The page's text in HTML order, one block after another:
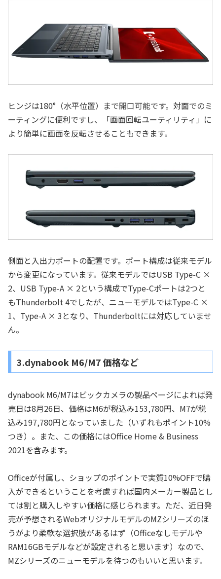
ヒンジは180°（水平位置）まで開口可能です。対面でのミ
ーティングに便利ですし、「画面回転ユーティリティ」に
より簡単に画面を反転させることもできます。
側面と入出力ポートの配置です。ポート構成は従来モデル
から変更になっています。従来モデルではUSB Type-C ×
2、USB Type-A × 2という構成でType-Cポートは2つと
もThunderbolt 4でしたが、ニューモデルではType-C ×
1、Type-A × 3となり、Thunderboltには対応していませ
ん。
3.dynabook M6/M7 価格など
dynabook M6/M7はビックカメラの製品ページによれば発
売日は8月26日、価格はM6が税込み153,780円、M7が税
込み197,780円となっていました（いずれもポイント10%
つき）。また、この価格にはOffice Home & Business
2021を含みます。
Officeが付属し、ショップのポイントで実質10%OFFで購
入ができるということを考慮すれば国内メーカー製品とし
ては割と購入しやすい価格に感じられます。ただ、近日発
売が予想されるWebオリジナルモデルのMZシリーズのほ
うがより柔軟な選択肢があるはず（Officeなしモデルや
RAM16GBモデルなどが設定されると思います）なので、
MZシリーズのニューモデルを待つのもいいと思います。